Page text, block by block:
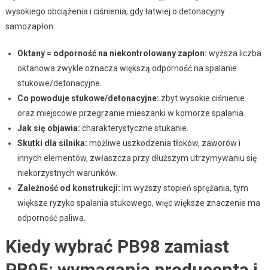
wysokiego obciążenia i ciśnienia, gdy łatwiej o detonacyjny
samozapłon.
Oktany = odporność na niekontrolowany zapłon: wyższa liczba
oktanowa zwykle oznacza większą odporność na spalanie
stukowe/detonacyjne.
Co powoduje stukowe/detonacyjne: zbyt wysokie ciśnienie
oraz miejscowe przegrzanie mieszanki w komorze spalania.
Jak się objawia: charakterystyczne stukanie.
Skutki dla silnika: możliwe uszkodzenia tłoków, zaworów i
innych elementów, zwłaszcza przy dłuższym utrzymywaniu się
niekorzystnych warunków.
Zależność od konstrukcji: im wyższy stopień sprężania, tym
większe ryzyko spalania stukowego, więc większe znaczenie ma
odporność paliwa.
Kiedy wybrać PB98 zamiast